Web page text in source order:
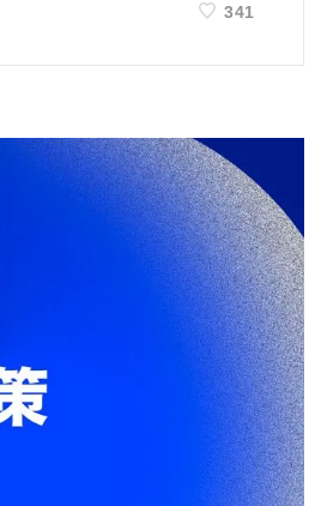
341